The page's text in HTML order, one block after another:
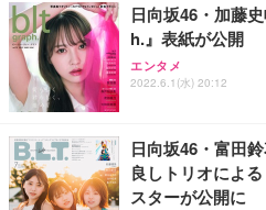
日向坂46・加藤
h.』表紙が公開
エンタメ
2022.6.1(水) 20:12
日向坂46・富田
良しトリオによ
スターが公開に